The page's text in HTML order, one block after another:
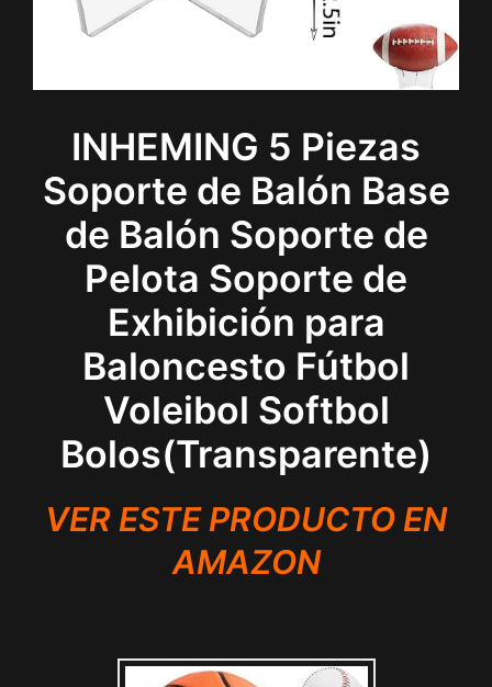
INHEMING 5 Piezas
Soporte de Balón Base
de Balón Soporte de
Pelota Soporte de
Exhibición para
Baloncesto Fútbol
Voleibol Softbol
Bolos(Transparente)
VER ESTE PRODUCTO EN
AMAZON